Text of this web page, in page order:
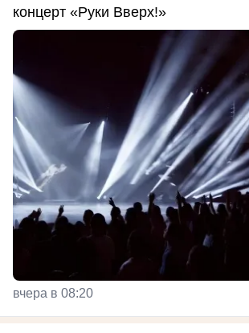
концерт «Руки Вверх!»
вчера в 08:20